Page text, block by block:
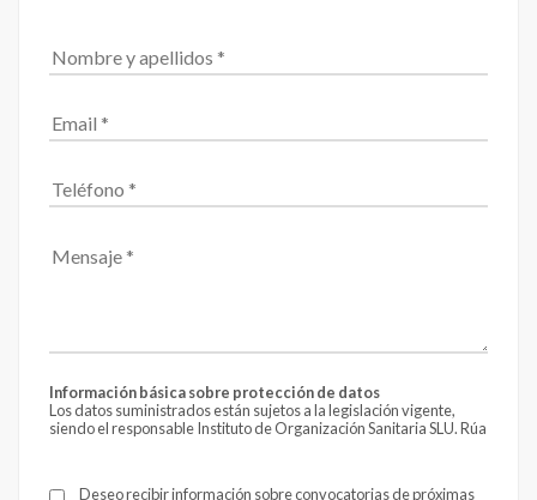
Información básica sobre protección de datos
Los datos suministrados están sujetos a la legislación vigente,
siendo el responsable Instituto de Organización Sanitaria SLU. Rúa
Deseo recibir información sobre convocatorias de próximas